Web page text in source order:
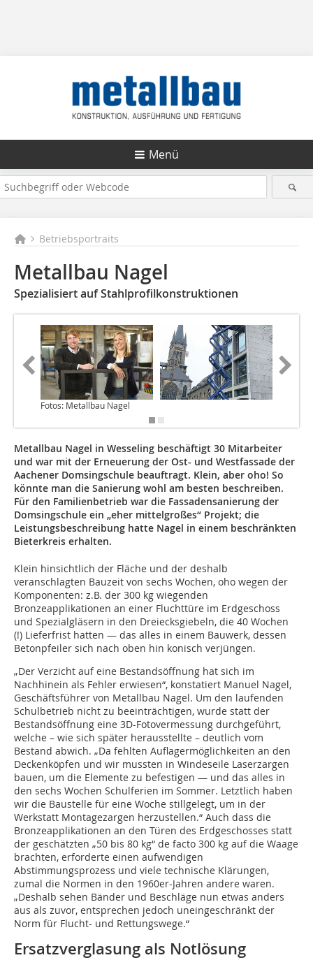
Menü
Betriebsportraits
Metallbau Nagel
Spezialisiert auf Stahlprofilkonstruktionen
Fotos: Metallbau Nagel
Metallbau Nagel in Wesseling beschäftigt 30 Mitarbeiter
und war mit der Erneuerung der Ost- und Westfassade der
Aachener Domsingschule beauftragt. Klein, aber oho! So
könnte man die Sanierung wohl am besten beschreiben.
Für den Familienbetrieb war die Fassadensanierung der
Domsingschule ein „eher mittelgroßes“ Projekt; die
Leistungsbeschreibung hatte Nagel in einem beschränkten
Bieterkreis erhalten.
Klein hinsichtlich der Fläche und der deshalb
veranschlagten Bauzeit von sechs Wochen, oho wegen der
Komponenten: z.B. der 300 kg wiegenden
Bronzeapplikationen an einer Fluchttüre im Erdgeschoss
und Spezialgläsern in den Dreiecksgiebeln, die 40 Wochen
(!) Lieferfrist hatten — das alles in einem Bauwerk, dessen
Betonpfeiler sich nach oben hin konisch verjüngen.
„Der Verzicht auf eine Bestandsöffnung hat sich im
Nachhinein als Fehler erwiesen“, konstatiert Manuel Nagel,
Geschäftsführer von Metallbau Nagel. Um den laufenden
Schulbetrieb nicht zu beeinträchtigen, wurde statt der
Bestandsöffnung eine 3D-Fotovermessung durchgeführt,
welche – wie sich später herausstellte – deutlich vom
Bestand abwich. „Da fehlten Auflagermöglichkeiten an den
Deckenköpfen und wir mussten in Windeseile Laserzargen
bauen, um die Elemente zu befestigen — und das alles in
den sechs Wochen Schulferien im Sommer. Letztlich haben
wir die Baustelle für eine Woche stillgelegt, um in der
Werkstatt Montagezargen herzustellen.“ Auch dass die
Bronzeapplikationen an den Türen des Erdgeschosses statt
der geschätzten „50 bis 80 kg“ de facto 300 kg auf die Waage
brachten, erforderte einen aufwendigen
Abstimmungsprozess und viele technische Klärungen,
zumal die Normen in den 1960er-Jahren andere waren.
„Deshalb sehen Bänder und Beschläge nun etwas anders
aus als zuvor, entsprechen jedoch uneingeschränkt der
Norm für Flucht- und Rettungswege.“
Ersatzverglasung als Notlösung